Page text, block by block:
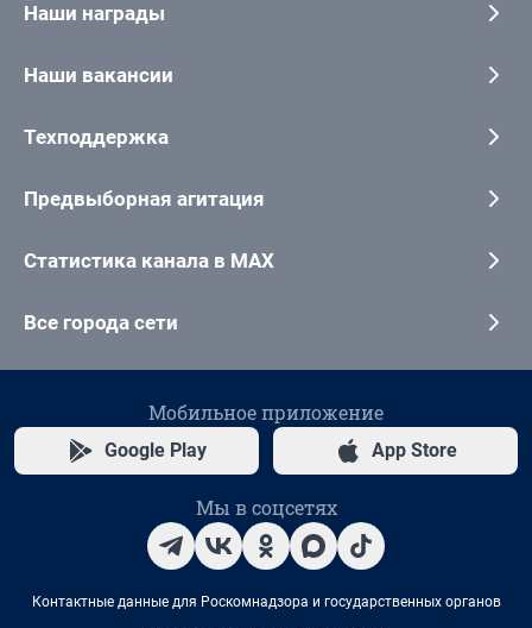
Наши награды
Наши вакансии
Техподдержка
Предвыборная агитация
Статистика канала в MAX
Все города сети
Мобильное приложение
Google Play App Store
Мы в соцсетях
Контактные данные для Роскомнадзора и государственных органов